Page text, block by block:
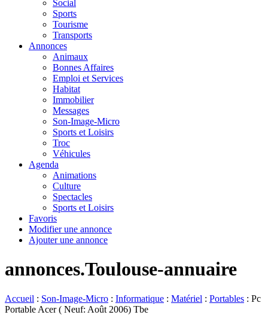
Social
Sports
Tourisme
Transports
Annonces
Animaux
Bonnes Affaires
Emploi et Services
Habitat
Immobilier
Messages
Son-Image-Micro
Sports et Loisirs
Troc
Véhicules
Agenda
Animations
Culture
Spectacles
Sports et Loisirs
Favoris
Modifier une annonce
Ajouter une annonce
annonces.Toulouse-annuaire
Accueil : Son-Image-Micro : Informatique : Matériel : Portables : Pc
Portable Acer ( Neuf: Août 2006) Tbe